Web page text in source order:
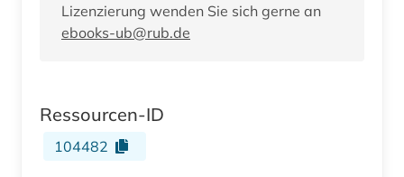
Lizenzierung wenden Sie sich gerne an
ebooks-ub@rub.de
Ressourcen-ID
104482